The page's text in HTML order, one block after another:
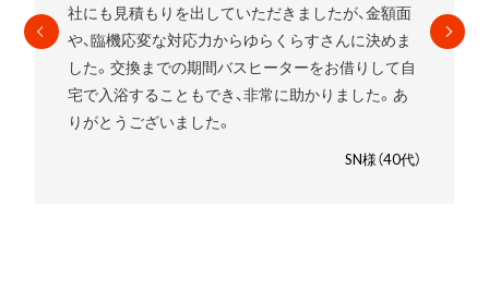
したが、金額面
すさんに決めま
をお借りして自
かりました。あ
したいことをお伝えするとすぐに段取
れました。 高いものを売りつけられる
と少し心配でしたが、ゆらくらすさんに
良かったです。笑